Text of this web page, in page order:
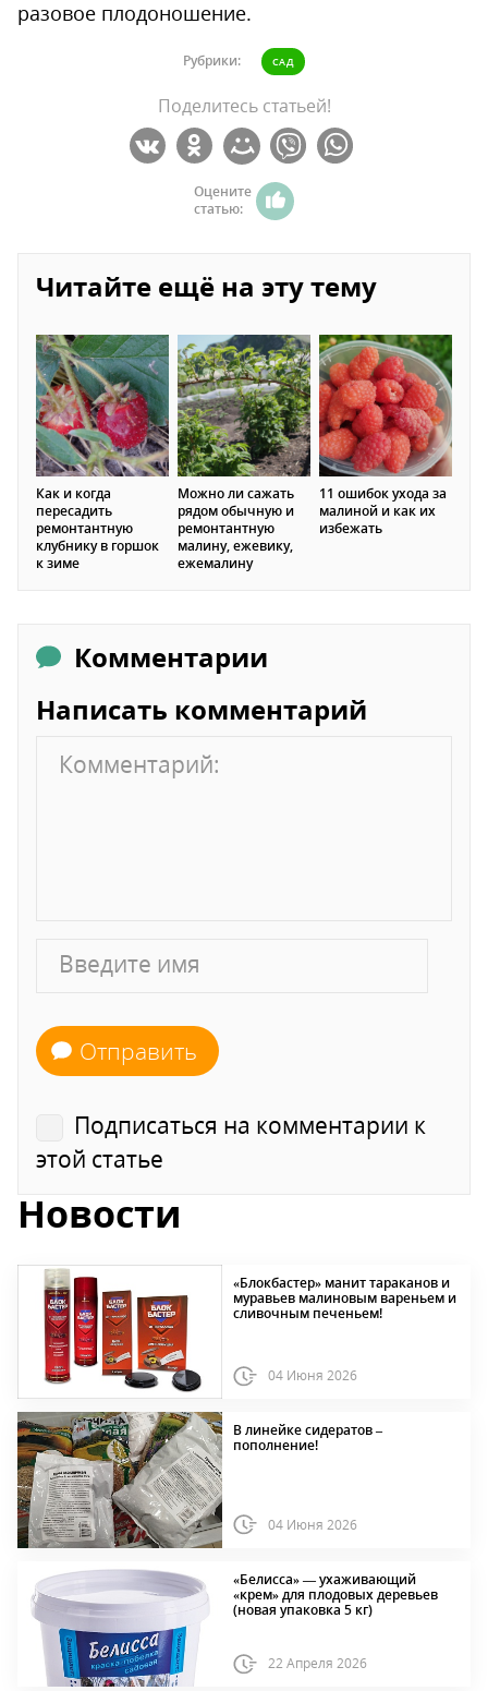
разовое плодоношение.
Рубрики: САД
Поделитесь статьей!
Оцените
статью:
Читайте ещё на эту тему
Как и когда
пересадить
ремонтантную
клубнику в горшок
к зиме
Можно ли сажать
рядом обычную и
ремонтантную
малину, ежевику,
ежемалину
11 ошибок ухода за
малиной и как их
избежать
Комментарии
Написать комментарий
Отправить
Подписаться на комментарии к
этой статье
Новости
«Блокбастер» манит тараканов и
муравьев малиновым вареньем и
сливочным печеньем!
04 Июня 2026
В линейке сидератов –
пополнение!
04 Июня 2026
«Белисса» — ухаживающий
«крем» для плодовых деревьев
(новая упаковка 5 кг)
22 Апреля 2026